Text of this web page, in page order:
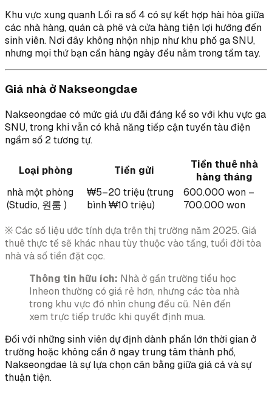
Khu vực xung quanh Lối ra số 4 có sự kết hợp hài hòa giữa
các nhà hàng, quán cà phê và cửa hàng tiện lợi hướng đến
sinh viên. Nơi đây không nhộn nhịp như khu phố ga SNU,
nhưng mọi thứ bạn cần hàng ngày đều nằm trong tầm tay.
Giá nhà ở Nakseongdae
Nakseongdae có mức giá ưu đãi đáng kể so với khu vực ga
SNU, trong khi vẫn có khả năng tiếp cận tuyến tàu điện
ngầm số 2 tương tự.
Loại phòng Tiền gửi
Tiền thuê nhà
hàng tháng
nhà một phòng
(Studio, 원룸 )
₩5–20 triệu (trung
bình ₩10 triệu)
600.000 won –
700.000 won
※ Các số liệu ước tính dựa trên thị trường năm 2025. Giá
thuê thực tế sẽ khác nhau tùy thuộc vào tầng, tuổi đời tòa
nhà và số tiền đặt cọc.
Thông tin hữu ích: Nhà ở gần trường tiểu học
Inheon thường có giá rẻ hơn, nhưng các tòa nhà
trong khu vực đó nhìn chung đều cũ. Nên đến
xem trực tiếp trước khi quyết định mua.
Đối với những sinh viên dự định dành phần lớn thời gian ở
trường hoặc không cần ở ngay trung tâm thành phố,
Nakseongdae là sự lựa chọn cân bằng giữa giá cả và sự
thuận tiện.